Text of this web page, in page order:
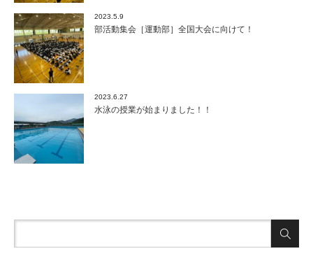
2023.5.9
部活動集会［運動部］全国大会に向けて！
2023.6.27
水泳の授業が始まりました！！